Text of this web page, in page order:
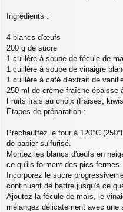
g
e
Ingrédients :
4 blancs d'œufs
200 g de sucre
1 cuillère à soupe de fécule de
1 cuillère à soupe de vinaigre
1 cuillère à café d'extrait de
250 ml de crème fraîche épaisse
Fruits frais au choix (fraises,
Étapes de préparation :
Préchauffez le four à 120°C
de papier sulfurisé.
Montez les blancs d'œufs en
ce qu'ils forment des pics fermes.
Incorporez le sucre
continuant de battre jusqu'à ce
Ajoutez la fécule de maïs, le
mélangez délicatement avec une